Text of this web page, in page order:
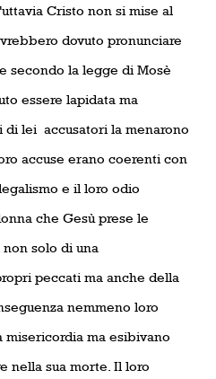
Cristo non si mise al
dovuto pronunciare
secondo la legge di Mosè
essere lapidata ma
di lei accusatori la menarono
accuse erano coerenti con
e il loro odio
che Gesù prese le
solo di una
peccati ma anche della
nemmeno loro
misericordia ma esibivano
nella sua morte. Il loro